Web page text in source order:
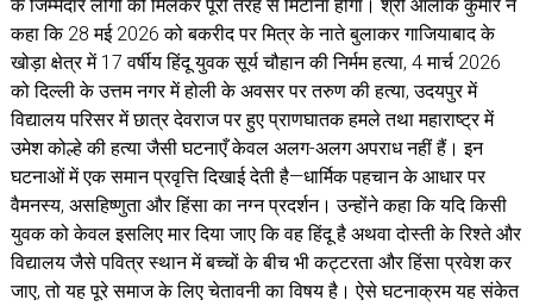
के जिम्मेदार लोगों को मिलकर पूरी तरह से मिटाना होगा। श्री आलोक कुमार ने
कहा कि 28 मई 2026 को बकरीद पर मित्र के नाते बुलाकर गाजियाबाद के
खोड़ा क्षेत्र में 17 वर्षीय हिंदू युवक सूर्य चौहान की निर्मम हत्या, 4 मार्च 2026
को दिल्ली के उत्तम नगर में होली के अवसर पर तरुण की हत्या, उदयपुर में
विद्यालय परिसर में छात्र देवराज पर हुए प्राणघातक हमले तथा महाराष्ट्र में
उमेश कोल्हे की हत्या जैसी घटनाएँ केवल अलग-अलग अपराध नहीं हैं। इन
घटनाओं में एक समान प्रवृत्ति दिखाई देती है—धार्मिक पहचान के आधार पर
वैमनस्य, असहिष्णुता और हिंसा का नग्न प्रदर्शन। उन्होंने कहा कि यदि किसी
युवक को केवल इसलिए मार दिया जाए कि वह हिंदू है अथवा दोस्ती के रिश्ते और
विद्यालय जैसे पवित्र स्थान में बच्चों के बीच भी कट्टरता और हिंसा प्रवेश कर
जाए, तो यह पूरे समाज के लिए चेतावनी का विषय है। ऐसे घटनाक्रम यह संकेत